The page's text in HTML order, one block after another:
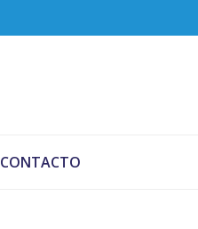
CONTACTO